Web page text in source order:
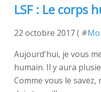
LSF : Le corps
22 octobre 2017 ( #
Aujourd'hui, je vous
humain. Il y aura
Comme vous le